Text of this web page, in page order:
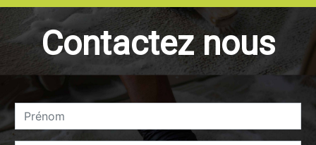
Contactez nous